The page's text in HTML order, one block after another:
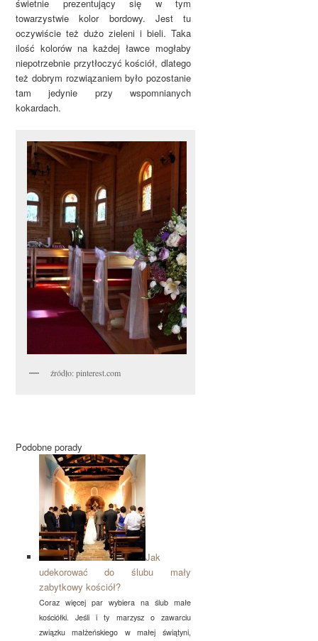
świetnie prezentujący się w tym
towarzystwie kolor bordowy. Jest tu
oczywiście też dużo zieleni i bieli. Taka
ilość kolorów na każdej ławce mogłaby
niepotrzebnie przytłoczyć kościół, dlatego
też dobrym rozwiązaniem było pozostanie
tam jedynie przy wspomnianych
kokardach.
źródło: pinterest.com
Podobne porady
Jak
udekorować do ślubu mały
zabytkowy kościół?
Coraz więcej par wybiera na ślub małe
kościółki. Jeśli i ty marzysz o zawarciu
związku małżeńskiego w małej świątyni,